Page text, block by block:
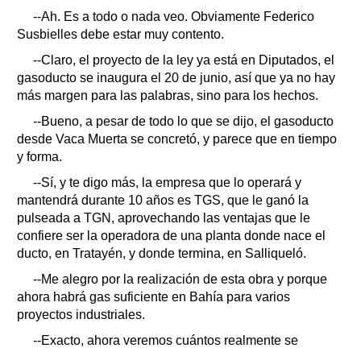
--Ah. Es a todo o nada veo. Obviamente Federico
Susbielles debe estar muy contento.
--Claro, el proyecto de la ley ya está en Diputados, el
gasoducto se inaugura el 20 de junio, así que ya no hay
más margen para las palabras, sino para los hechos.
--Bueno, a pesar de todo lo que se dijo, el gasoducto
desde Vaca Muerta se concretó, y parece que en tiempo
y forma.
--Sí, y te digo más, la empresa que lo operará y
mantendrá durante 10 años es TGS, que le ganó la
pulseada a TGN, aprovechando las ventajas que le
confiere ser la operadora de una planta donde nace el
ducto, en Tratayén, y donde termina, en Salliqueló.
--Me alegro por la realización de esta obra y porque
ahora habrá gas suficiente en Bahía para varios
proyectos industriales.
--Exacto, ahora veremos cuántos realmente se